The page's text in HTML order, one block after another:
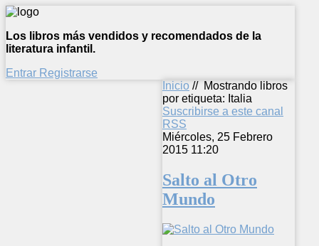
Los libros más vendidos y recomendados de la
literatura infantil.
Entrar Registrarse
Inicio // Mostrando libros
por etiqueta: Italia
Suscribirse a este canal
RSS
Miércoles, 25 Febrero
2015 11:20
Salto al Otro
Mundo